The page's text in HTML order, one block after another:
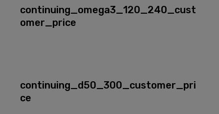
continuing_omega3_120_240_cust
omer_price
continuing_d50_300_customer_pri
ce